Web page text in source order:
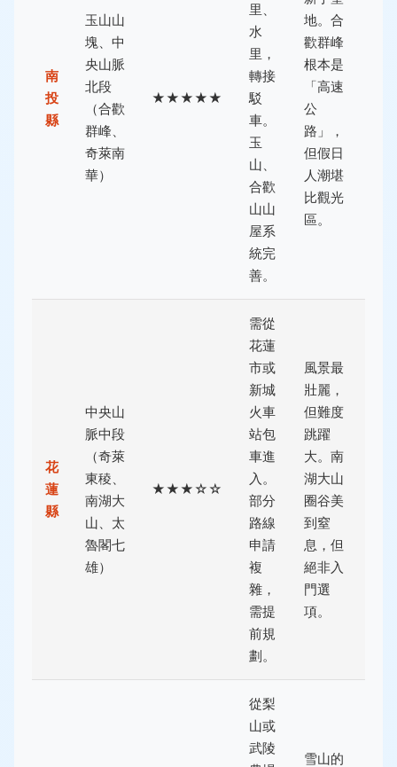
南
投
縣
玉山山
塊、中
央山脈
北段
（合歡
群峰、
奇萊南
華）
★★★★★
里、
水
里，
轉接
駁
車。
玉
山、
合歡
山山
屋系
統完
善。
地。合
歡群峰
根本是
「高速
公
路」，
但假日
人潮堪
比觀光
區。
花
蓮
縣
中央山
脈中段
（奇萊
東稜、
南湖大
山、太
魯閣七
雄）
★★★☆☆
需從
花蓮
市或
新城
火車
站包
車進
入。
部分
路線
申請
複
雜，
需提
前規
劃。
風景最
壯麗，
但難度
跳躍
大。南
湖大山
圈谷美
到窒
息，但
絕非入
門選
項。
從梨
山或
武陵
雪山的